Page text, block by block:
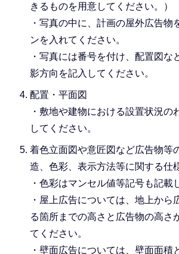
きるものを用意してください。）
・写真の中に、計画の屋外広告物
ンを入れてください。
・写真には番号を付け、配置図な
影方向を記入してください。
配置・平面図
・敷地や建物における設置状況の
してください。
着色立面図や意匠図など広告物等
造、色彩、表示方法等に関する仕
・色彩はマンセル値等記号も記載
・屋上広告については、地上から
る箇所までの高さと広告物の高さ
てください。
・壁面広告については、壁面面積